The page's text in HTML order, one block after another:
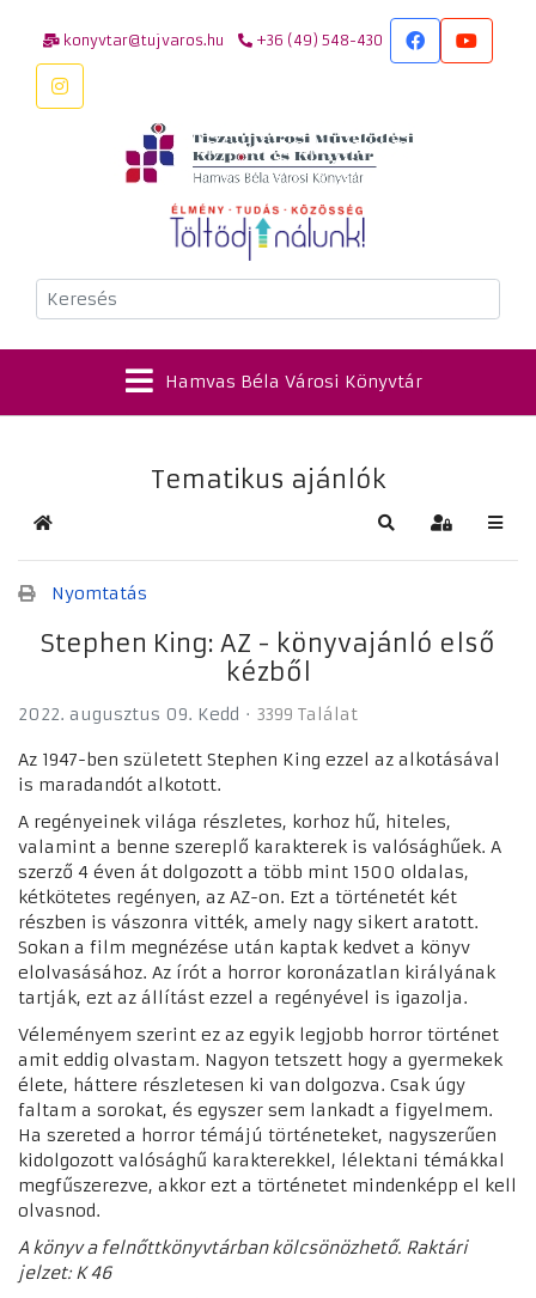
konyvtar@tujvaros.hu +36 (49) 548-430
Keresés
Hamvas Béla Városi Könyvtár
Tematikus ajánlók
Kezdőlap Keresés
Nyomtatás
Stephen King: AZ - könyvajánló első
kézből
2022. augusztus 09. Kedd 3399 Találat
Az 1947-ben született Stephen King ezzel az alkotásával
is maradandót alkotott.
A regényeinek világa részletes, korhoz hű, hiteles,
valamint a benne szereplő karakterek is valósághűek. A
szerző 4 éven át dolgozott a több mint 1500 oldalas,
kétkötetes regényen, az AZ-on. Ezt a történetét két
részben is vászonra vitték, amely nagy sikert aratott.
Sokan a film megnézése után kaptak kedvet a könyv
elolvasásához. Az írót a horror koronázatlan királyának
tartják, ezt az állítást ezzel a regényével is igazolja.
Véleményem szerint ez az egyik legjobb horror történet
amit eddig olvastam. Nagyon tetszett hogy a gyermekek
élete, háttere részletesen ki van dolgozva. Csak úgy
faltam a sorokat, és egyszer sem lankadt a figyelmem.
Ha szereted a horror témájú történeteket, nagyszerűen
kidolgozott valósághű karakterekkel, lélektani témákkal
megfűszerezve, akkor ezt a történetet mindenképp el kell
olvasnod.
A könyv a felnőttkönyvtárban kölcsönözhető. Raktári
jelzet: K 46